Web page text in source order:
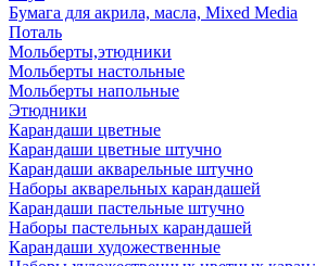
Бумага для акрила, масла, Mixed Media
Поталь
Мольберты,этюдники
Мольберты настольные
Мольберты напольные
Этюдники
Карандаши цветные
Карандаши цветные штучно
Карандаши акварельные штучно
Наборы акварельных карандашей
Карандаши пастельные штучно
Наборы пастельных карандашей
Карандаши художественные